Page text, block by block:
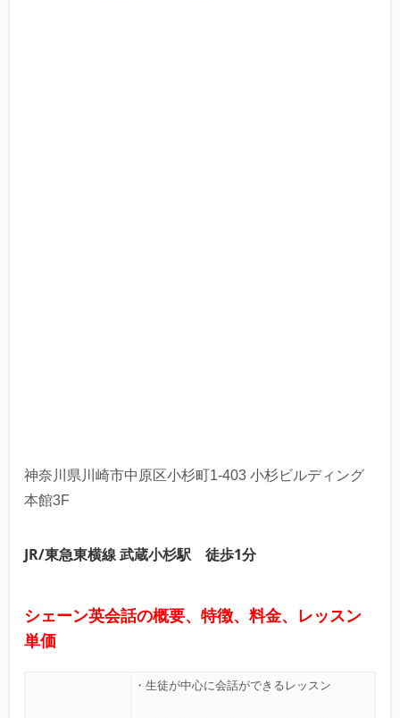
神奈川県川崎市中原区小杉町1-403 小杉ビルディング
本館3F
JR/東急東横線 武蔵小杉駅 徒歩1分
シェーン英会話の概要、特徴、料金、レッスン
単価
・生徒が中心に会話ができるレッスン